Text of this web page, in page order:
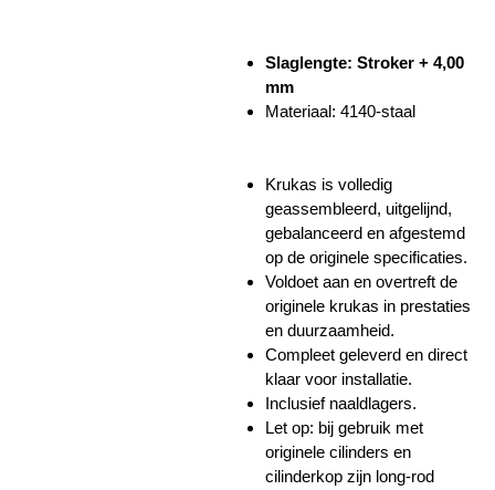
Slaglengte: Stroker + 4,00
mm
Materiaal: 4140-staal
Krukas is volledig
geassembleerd, uitgelijnd,
gebalanceerd en afgestemd
op de originele specificaties.
Voldoet aan en overtreft de
originele krukas in prestaties
en duurzaamheid.
Compleet geleverd en direct
klaar voor installatie.
Inclusief naaldlagers.
Let op: bij gebruik met
originele cilinders en
cilinderkop zijn long-rod